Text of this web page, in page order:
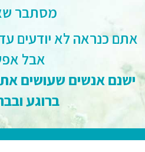
מסתבר
אתם כנראה לא יודעים
אבל
ישנם אנשים שעושים
ברוגע